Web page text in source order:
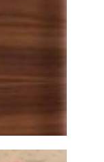
его в
— полная